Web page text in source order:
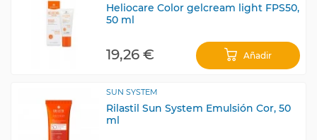
Heliocare Color gelcream light FPS50,
50 ml
19,26 € Añadir
SUN SYSTEM
Rilastil Sun System Emulsión Cor, 50
ml